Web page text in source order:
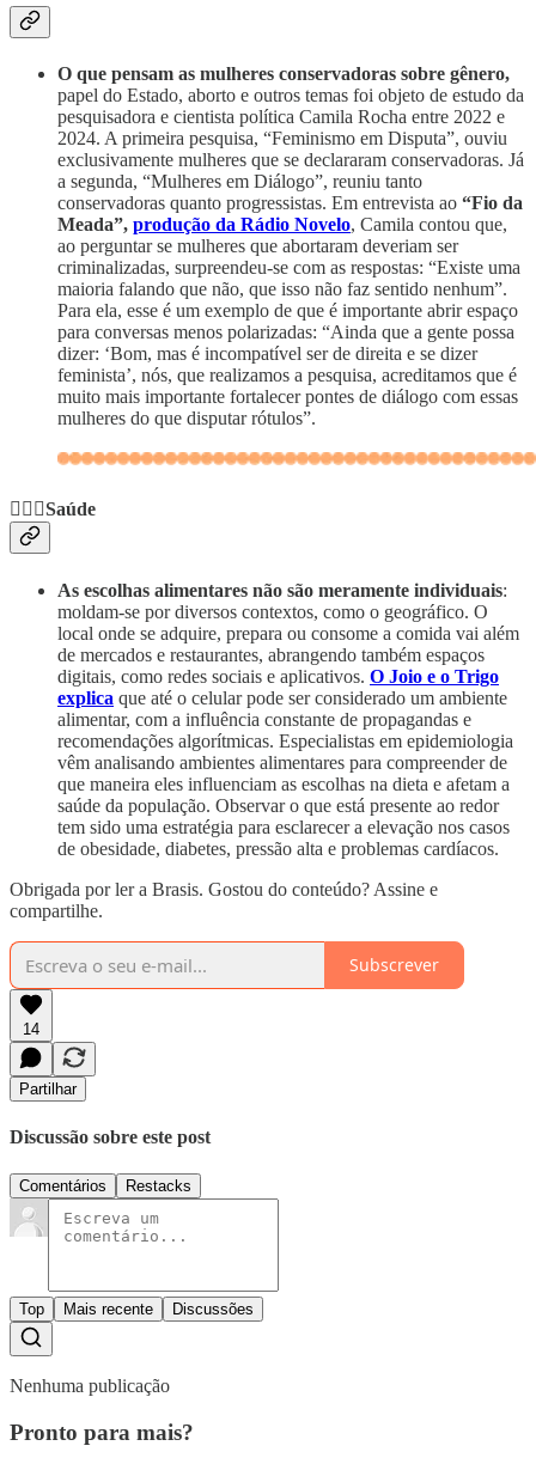
O que pensam as mulheres conservadoras sobre gênero,
papel do Estado, aborto e outros temas foi objeto de estudo da
pesquisadora e cientista política Camila Rocha entre 2022 e
2024. A primeira pesquisa, “Feminismo em Disputa”, ouviu
exclusivamente mulheres que se declararam conservadoras. Já
a segunda, “Mulheres em Diálogo”, reuniu tanto
conservadoras quanto progressistas. Em entrevista ao “Fio da
Meada”, produção da Rádio Novelo, Camila contou que,
ao perguntar se mulheres que abortaram deveriam ser
criminalizadas, surpreendeu-se com as respostas: “Existe uma
maioria falando que não, que isso não faz sentido nenhum”.
Para ela, esse é um exemplo de que é importante abrir espaço
para conversas menos polarizadas: “Ainda que a gente possa
dizer: ‘Bom, mas é incompatível ser de direita e se dizer
feminista’, nós, que realizamos a pesquisa, acreditamos que é
muito mais importante fortalecer pontes de diálogo com essas
mulheres do que disputar rótulos”.
🧑🏽‍⚕️Saúde
As escolhas alimentares não são meramente individuais:
moldam-se por diversos contextos, como o geográfico. O
local onde se adquire, prepara ou consome a comida vai além
de mercados e restaurantes, abrangendo também espaços
digitais, como redes sociais e aplicativos. O Joio e o Trigo
explica que até o celular pode ser considerado um ambiente
alimentar, com a influência constante de propagandas e
recomendações algorítmicas. Especialistas em epidemiologia
vêm analisando ambientes alimentares para compreender de
que maneira eles influenciam as escolhas na dieta e afetam a
saúde da população. Observar o que está presente ao redor
tem sido uma estratégia para esclarecer a elevação nos casos
de obesidade, diabetes, pressão alta e problemas cardíacos.
Obrigada por ler a Brasis. Gostou do conteúdo? Assine e
compartilhe.
Subscrever
14
Partilhar
Discussão sobre este post
Comentários Restacks
Top Mais recente Discussões
Nenhuma publicação
Pronto para mais?